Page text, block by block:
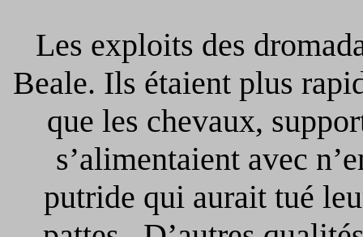
Les exploits des
Beale. Ils étaient plus
que les chevaux,
s’alimentaient avec
putride qui aurait tué